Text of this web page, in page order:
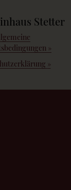
Stetter
»
»